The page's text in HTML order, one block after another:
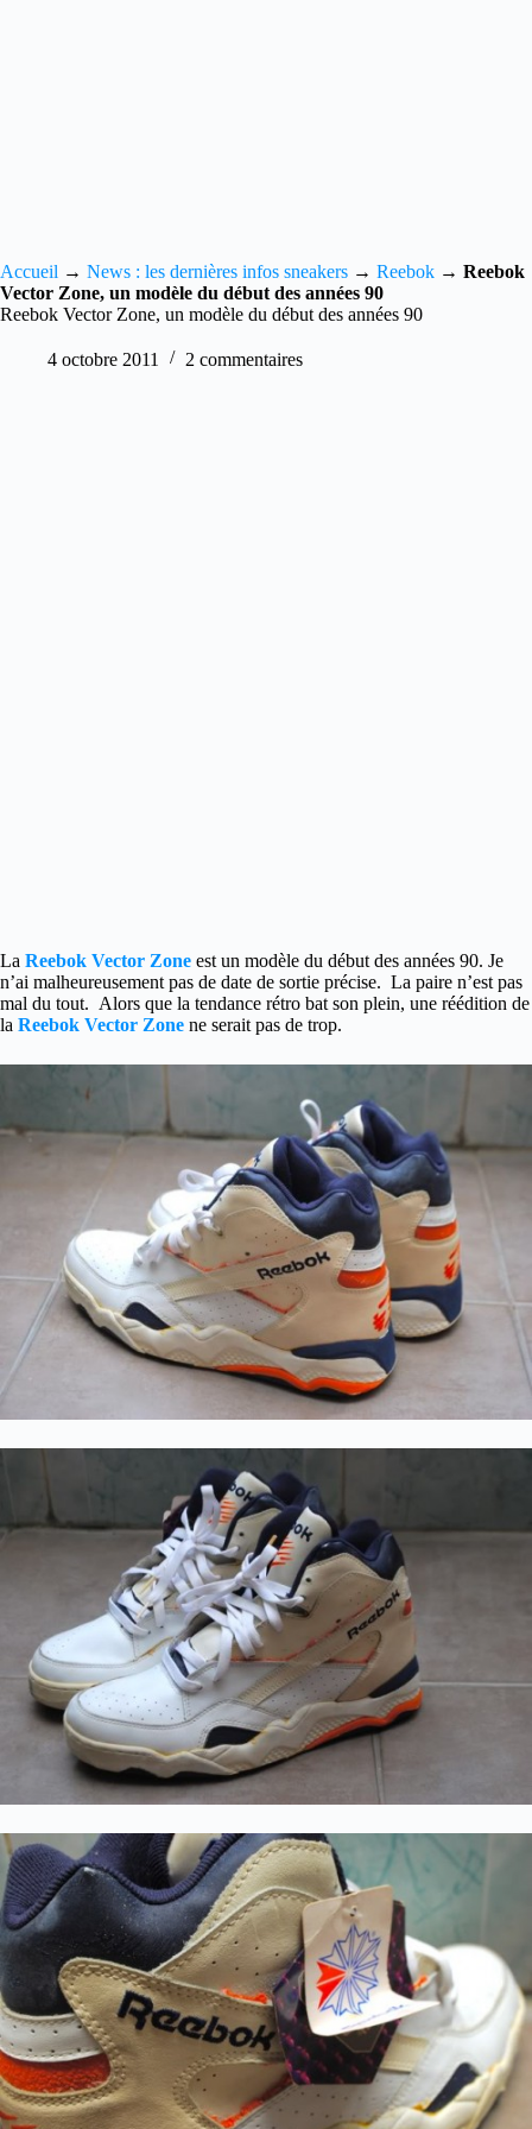
Accueil → News : les dernières infos sneakers → Reebok → Reebok
Vector Zone, un modèle du début des années 90
Reebok Vector Zone, un modèle du début des années 90
4 octobre 2011 2 commentaires
La Reebok Vector Zone est un modèle du début des années 90. Je
n’ai malheureusement pas de date de sortie précise. La paire n’est pas
mal du tout. Alors que la tendance rétro bat son plein, une réédition de
la Reebok Vector Zone ne serait pas de trop.